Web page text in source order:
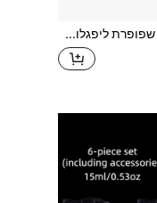
1 יחידות (אקראי) שפופרת ליפגלוס שקופה, מיכל ליפגלוס מפלסטיק בצורת פטרייה בגודל 1.97 אינץ', שפופרת ריקה מיניאטורית למילוי חוזר של מוצרי קוסמטיקה, שפופרת איפור רב פעמית, לנשים (צבעים מעורבים)